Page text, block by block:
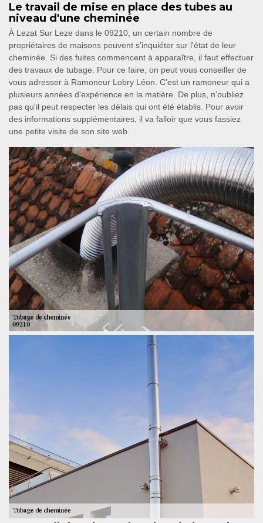
Le travail de mise en place des tubes au
niveau d'une cheminée
À Lezat Sur Leze dans le 09210, un certain nombre de
propriétaires de maisons peuvent s'inquiéter sur l'état de leur
cheminée. Si des fuites commencent à apparaître, il faut effectuer
des travaux de tubage. Pour ce faire, on peut vous conseiller de
vous adresser à Ramoneur Lobry Léon. C'est un ramoneur qui a
plusieurs années d'expérience en la matière. De plus, n'oubliez
pas qu'il peut respecter les délais qui ont été établis. Pour avoir
des informations supplémentaires, il va falloir que vous fassiez
une petite visite de son site web.